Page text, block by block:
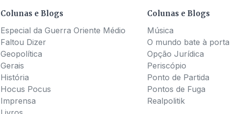
Colunas e Blogs
Especial da Guerra Oriente Médio
Faltou Dizer
Geopolítica
Gerais
História
Hocus Pocus
Imprensa
Colunas e Blogs
Música
O mundo bate à porta
Opção Jurídica
Periscópio
Ponto de Partida
Pontos de Fuga
Realpolitik